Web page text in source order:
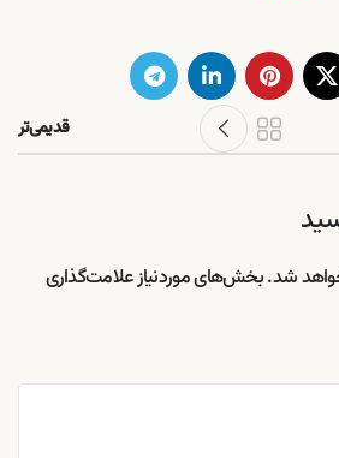
قدیمی‌تر
شد.بخش‌های موردنیاز علامت‌گذاری